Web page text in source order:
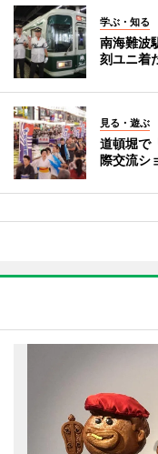
学ぶ・知る
南海難波
刻ユニ着
見る・遊ぶ
道頓堀で
際交流シ